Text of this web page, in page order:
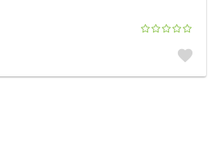
favorite